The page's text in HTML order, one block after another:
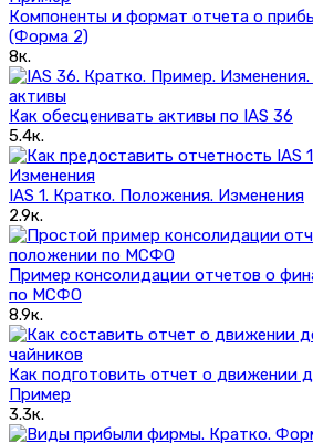
Компоненты и формат отчета о
(Форма 2)
8к.
Как обесценивать активы по IAS 36
5.4к.
IAS 1. Кратко. Положения. Изменения
2.9к.
Пример консолидации отчетов о
по МСФО
8.9к.
Как подготовить отчет о движении
Пример
3.3к.